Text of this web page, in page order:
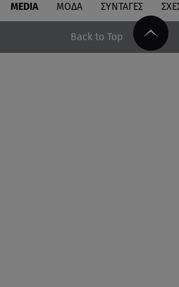
MEDIA ΜΟΔΑ ΣΥΝΤΑΓΕΣ
Back to Top